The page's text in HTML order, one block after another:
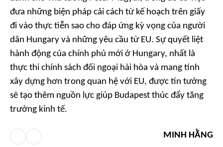
đưa những biện pháp cải cách từ kế hoạch trên giấy
đi vào thực tiễn sao cho đáp ứng kỳ vọng của người
dân Hungary và những yêu cầu từ EU. Sự quyết liệt
hành động của chính phủ mới ở Hungary, nhất là
thực thi chính sách đối ngoại hài hòa và mang tính
xây dựng hơn trong quan hệ với EU, được tin tưởng
sẽ tạo thêm nguồn lực giúp Budapest thúc đẩy tăng
trưởng kinh tế.
MINH HẰNG